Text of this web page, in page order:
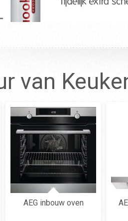
van
AEG inbouw oven